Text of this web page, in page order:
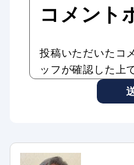
コメント
投稿いただいたコ
ッフが確認した上
したコメントは
事やサービスに転
ッフの判断で修正